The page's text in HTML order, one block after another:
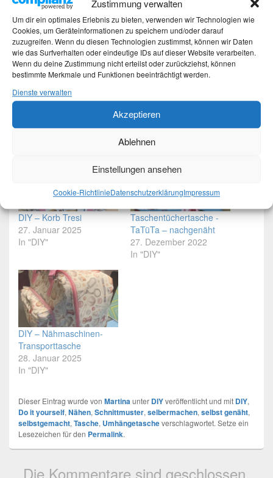
Zustimmung verwalten
Um dir ein optimales Erlebnis zu bieten, verwenden wir Technologien wie
Cookies, um Geräteinformationen zu speichern und/oder darauf
zuzugreifen. Wenn du diesen Technologien zustimmst, können wir Daten
wie das Surfverhalten oder eindeutige IDs auf dieser Website verarbeiten.
Wenn du deine Zustimmung nicht erteilst oder zurückziehst, können
bestimmte Merkmale und Funktionen beeinträchtigt werden.
Dienste verwalten
Akzeptieren
Ablehnen
Einstellungen ansehen
Cookie-RichtlinieDatenschutzerklärungImpressum
WhatsApp
Threads
E-Mail
Gefällt mir:
DIY – Korb Tresi
27. Januar 2025
In "DIY"
Taschentüchertasche -
TaTüTa – nachgenäht
27. Dezember 2022
In "DIY"
DIY – Nähmaschinen-
Transporttasche
28. Januar 2025
In "DIY"
Dieser Eintrag wurde von Martinaunter DIYveröffentlicht und mit DIY,
Do it yourself, Nähen, Schnittmuster, selbermachen, selbst genäht,
selbstgemacht, Tasche, Umhängetascheverschlagwortet. Setze ein
Lesezeichen für den Permalink.
Die Kommentare sind geschlossen.